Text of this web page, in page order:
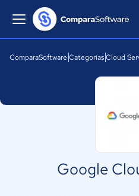
ComparaSoftware CategoríasCloud
Google